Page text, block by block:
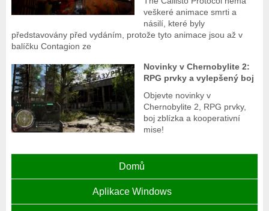
veškeré animace smrti a
násilí, které byly
představovány před vydáním, protože tyto animace jsou až v
balíčku Contagion ze
Novinky v Chernobylite 2:
RPG prvky a vylepšený boj
Objevte novinky v
Chernobylite 2, RPG prvky,
boj zblízka a kooperativní
mise!
Domů
Aplikace Windows